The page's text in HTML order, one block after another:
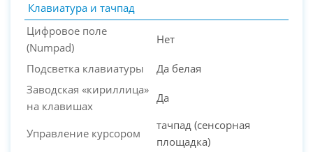
Клавиатура и тачпад
Цифровое поле
(Numpad)
Нет
Подсветка клавиатуры
Да белая
Заводская «кириллица»
на клавишах
Да
Управление курсором
тачпад (сенсорная
площадка)